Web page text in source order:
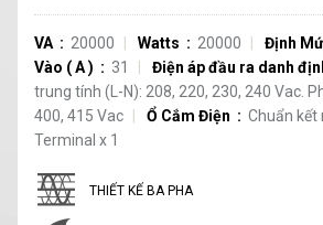
VA 20000 Watts 20000
Định
Vào (A) 31 Điện áp đầu ra danh
trung tính (L-N): 208, 220, 230, 240 Vac.
400, 415 Vac
Ổ Cắm Điện
Chuẩn kết
Terminal x 1
THIẾT KẾ BA PHA